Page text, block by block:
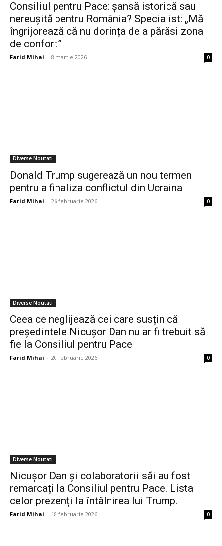
Consiliul pentru Pace: șansă istorică sau
nereușită pentru România? Specialist: „Mă
îngrijorează că nu dorința de a părăsi zona
de confort”
Farid Mihai - 8 martie 2026 0
Diverse Noutati
Donald Trump sugerează un nou termen
pentru a finaliza conflictul din Ucraina
Farid Mihai - 26 februarie 2026 0
Diverse Noutati
Ceea ce neglijează cei care susțin că
președintele Nicușor Dan nu ar fi trebuit să
fie la Consiliul pentru Pace
Farid Mihai - 20 februarie 2026 0
Diverse Noutati
Nicușor Dan și colaboratorii săi au fost
remarcați la Consiliul pentru Pace. Lista
celor prezenți la întâlnirea lui Trump.
Farid Mihai - 18 februarie 2026 0